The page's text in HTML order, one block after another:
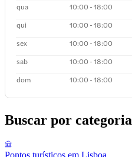
qua
10:00 - 18:00
qui
10:00 - 18:00
sex
10:00 - 18:00
sab
10:00 - 18:00
dom
10:00 - 18:00
Buscar por categoria